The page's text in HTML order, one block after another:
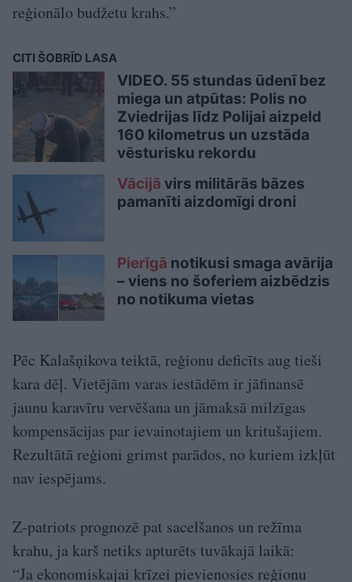
reģionālo budžetu krahs.”
CITI ŠOBRĪD LASA
VIDEO. 55 stundas ūdenī bez
miega un atpūtas: Polis no
Zviedrijas līdz Polijai aizpeld
160 kilometrus un uzstāda
vēsturisku rekordu
Vācijā virs militārās bāzes
pamanīti aizdomīgi droni
Pierīgā notikusi smaga avārija
– viens no šoferiem aizbēdzis
no notikuma vietas
Pēc Kalašņikova teiktā, reģionu deficīts aug tieši
kara dēļ. Vietējām varas iestādēm ir jāfinansē
jaunu karavīru vervēšana un jāmaksā milzīgas
kompensācijas par ievainotajiem un kritušajiem.
Rezultātā reģioni grimst parādos, no kuriem izkļūt
nav iespējams.
Z-patriots prognozē pat sacelšanos un režīma
krahu, ja karš netiks apturēts tuvākajā laikā:
“Ja ekonomiskajai krīzei pievienosies reģionu